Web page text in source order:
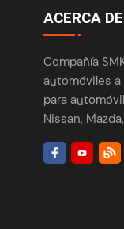
ACERCA
Compañía
automóviles
para
Nissan,
Porsche,